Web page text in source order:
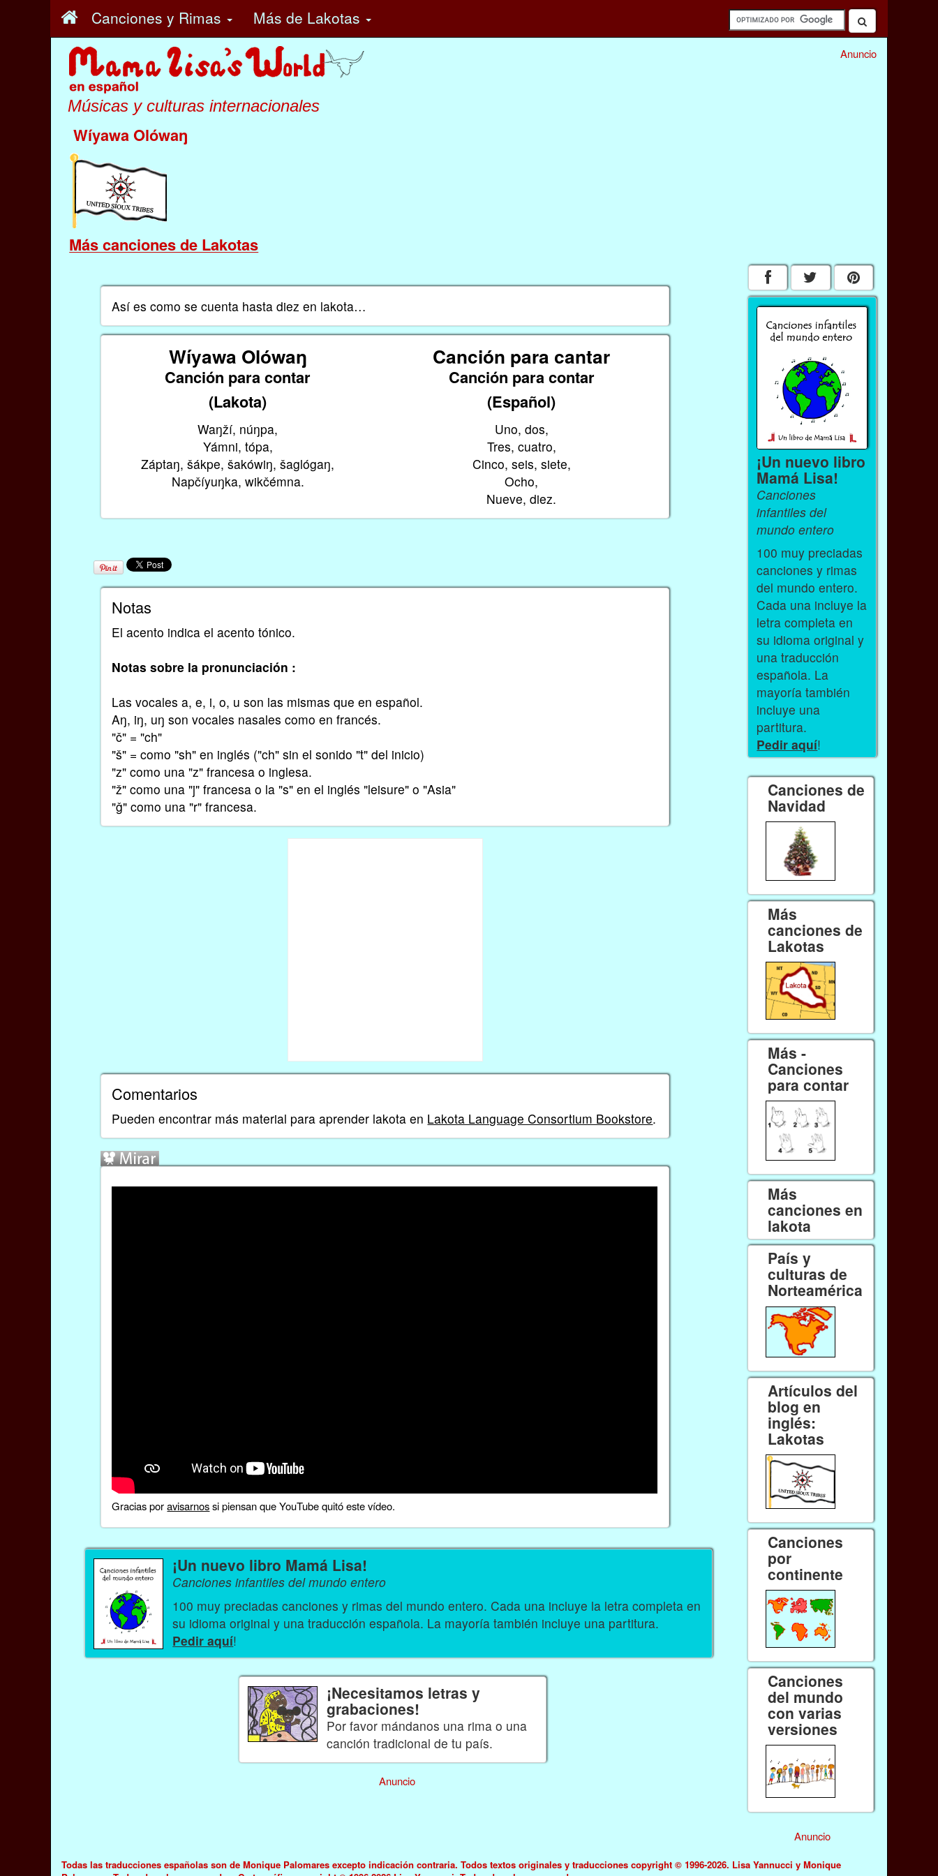
Canciones y Rimas Más de Lakotas
Músicas y culturas internacionales
Wíyawa Olówaŋ
Más canciones de Lakotas
Anuncio
Así es como se cuenta hasta diez en lakota…
Wíyawa Olówaŋ Canción para cantar
Canción para contar
Canción para contar
(Lakota)
(Español)
Waŋží, núŋpa,
Yámni, tópa,
Záptaŋ, šákpe, šakówiŋ, šaglógaŋ,
Napčíyuŋka, wikčémna.
Uno, dos,
Tres, cuatro,
Cinco, seis, siete,
Ocho,
Nueve, diez.
Notas
El acento indica el acento tónico.
Notas sobre la pronunciación :
Las vocales a, e, i, o, u son las mismas que en español.
Aŋ, iŋ, uŋ son vocales nasales como en francés.
"č" = "ch"
"š" = como "sh" en inglés ("ch" sin el sonido "t" del inicio)
"z" como una "z" francesa o inglesa.
"ž" como una "j" francesa o la "s" en el inglés "leisure" o "Asia"
"ǧ" como una "r" francesa.
Comentarios
Pueden encontrar más material para aprender lakota en Lakota Language Consortium Bookstore.
Gracias poravisarnossi piensan que YouTube quitó este vídeo.
¡Un nuevo libro Mamá Lisa!
Canciones infantiles del mundo entero
100 muy preciadas canciones y rimas del mundo entero. Cada una incluye la letra completa en
su idioma original y una traducción española. La mayoría también incluye una partitura.
Pedir aquí!
¡Necesitamos letras y
grabaciones!
Por favor mándanos una rima o una
canción tradicional de tu país.
Anuncio
¡Un nuevo libro
Mamá Lisa!
Canciones
infantiles del
mundo entero
100 muy preciadas
canciones y rimas
del mundo entero.
Cada una incluye la
letra completa en
su idioma original y
una traducción
española. La
mayoría también
incluye una
partitura.
Pedir aquí!
Canciones de
Navidad
Más
canciones de
Lakotas
Más -
Canciones
para contar
Más
canciones en
lakota
País y
culturas de
Norteamérica
Artículos del
blog en
inglés:
Lakotas
Canciones
por
continente
Canciones
del mundo
con varias
versiones
Anuncio
Todas las traducciones españolas son de Monique Palomares excepto indicación contraria. Todos textos originales y traducciones copyright © 1996-2026. Lisa Yannucci y Monique